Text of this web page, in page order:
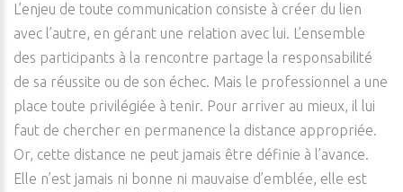
L’enjeu de toute communication consiste à créer du lien
avec l’autre, en gérant une relation avec lui. L’ensemble
des participants à la rencontre partage la responsabilité
de sa réussite ou de son échec. Mais le professionnel a une
place toute privilégiée à tenir. Pour arriver au mieux, il lui
faut de chercher en permanence la distance appropriée.
Or, cette distance ne peut jamais être définie à l’avance.
Elle n’est jamais ni bonne ni mauvaise d’emblée, elle est